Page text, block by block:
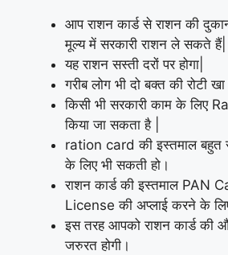
आप राशन कार्ड से राशन की
मूल्‍य में सरकारी राशन ले सकते हैं|
यह राशन सस्ती दरों पर होगा|
गरीब लोग भी दो बक्त की रोटी खा
किसी भी सरकारी काम के लिए
किया जा सकता है |
ration card की इस्तमाल
के लिए भी सकती हो।
राशन कार्ड की इस्तमाल PAN
License की अप्लाई करने के
इस तरह आपको राशन कार्ड की
जरुरत होगी।